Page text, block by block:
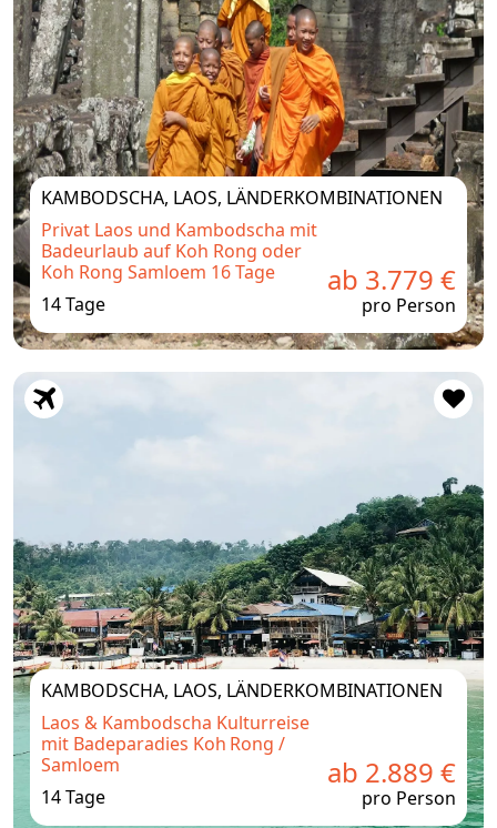
KAMBODSCHA, LAOS, LÄNDERKOMBINATIONEN
Privat Laos und Kambodscha mit
Badeurlaub auf Koh Rong oder
Koh Rong Samloem 16 Tage
14 Tage
ab 3.779 €
pro Person
KAMBODSCHA, LAOS, LÄNDERKOMBINATIONEN
Laos & Kambodscha Kulturreise
mit Badeparadies Koh Rong /
Samloem
14 Tage
ab 2.889 €
pro Person